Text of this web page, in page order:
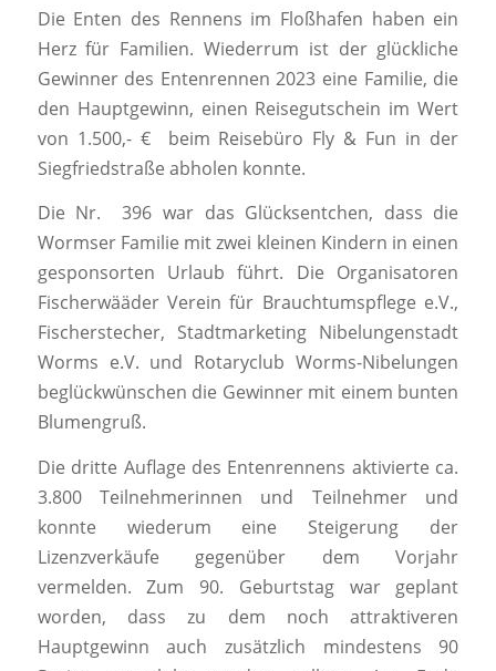
Die Enten des Rennens im Floßhafen haben ein
Herz für Familien. Wiederrum ist der glückliche
Gewinner des Entenrennen 2023 eine Familie, die
den Hauptgewinn, einen Reisegutschein im Wert
von 1.500,- € beim Reisebüro Fly & Fun in der
Siegfriedstraße abholen konnte.
Die Nr. 396 war das Glücksentchen, dass die
Wormser Familie mit zwei kleinen Kindern in einen
gesponsorten Urlaub führt. Die Organisatoren
Fischerwääder Verein für Brauchtumspflege e.V.,
Fischerstecher, Stadtmarketing Nibelungenstadt
Worms e.V. und Rotaryclub Worms-Nibelungen
beglückwünschen die Gewinner mit einem bunten
Blumengruß.
Die dritte Auflage des Entenrennens aktivierte ca.
3.800 Teilnehmerinnen und Teilnehmer und
konnte wiederum eine Steigerung der
Lizenzverkäufe gegenüber dem Vorjahr
vermelden. Zum 90. Geburtstag war geplant
worden, dass zu dem noch attraktiveren
Hauptgewinn auch zusätzlich mindestens 90